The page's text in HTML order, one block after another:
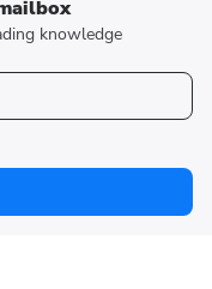
knowledge